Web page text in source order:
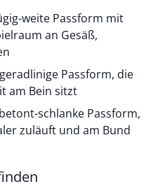
weite Passform mit
an Gesäß,
Passform, die
am Bein sitzt
schlanke Passform,
zuläuft und am Bund